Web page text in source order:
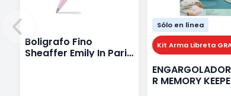
Boligrafo Fino
Sheaffer Emily In Paris
Sólo en línea
Kit Arma Libreta
R MEMORY